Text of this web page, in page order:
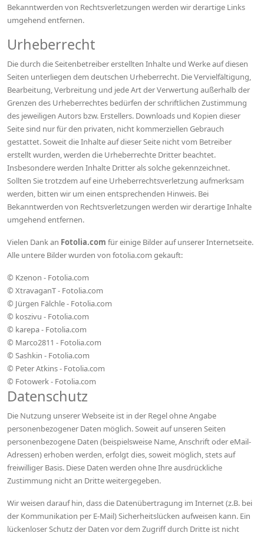
Bekanntwerden von Rechtsverletzungen werden wir derartige Links
umgehend entfernen.
Urheberrecht
Die durch die Seitenbetreiber erstellten Inhalte und Werke auf diesen
Seiten unterliegen dem deutschen Urheberrecht. Die Vervielfältigung,
Bearbeitung, Verbreitung und jede Art der Verwertung außerhalb der
Grenzen des Urheberrechtes bedürfen der schriftlichen Zustimmung
des jeweiligen Autors bzw. Erstellers. Downloads und Kopien dieser
Seite sind nur für den privaten, nicht kommerziellen Gebrauch
gestattet. Soweit die Inhalte auf dieser Seite nicht vom Betreiber
erstellt wurden, werden die Urheberrechte Dritter beachtet.
Insbesondere werden Inhalte Dritter als solche gekennzeichnet.
Sollten Sie trotzdem auf eine Urheberrechtsverletzung aufmerksam
werden, bitten wir um einen entsprechenden Hinweis. Bei
Bekanntwerden von Rechtsverletzungen werden wir derartige Inhalte
umgehend entfernen.
Vielen Dank an Fotolia.com für einige Bilder auf unserer Internetseite.
Alle untere Bilder wurden von fotolia.com gekauft:
© Kzenon - Fotolia.com
© XtravaganT - Fotolia.com
© Jürgen Fälchle - Fotolia.com
© koszivu - Fotolia.com
© karepa - Fotolia.com
© Marco2811 - Fotolia.com
© Sashkin - Fotolia.com
© Peter Atkins - Fotolia.com
© Fotowerk - Fotolia.com
Datenschutz
Die Nutzung unserer Webseite ist in der Regel ohne Angabe
personenbezogener Daten möglich. Soweit auf unseren Seiten
personenbezogene Daten (beispielsweise Name, Anschrift oder eMail-
Adressen) erhoben werden, erfolgt dies, soweit möglich, stets auf
freiwilliger Basis. Diese Daten werden ohne Ihre ausdrückliche
Zustimmung nicht an Dritte weitergegeben.
Wir weisen darauf hin, dass die Datenübertragung im Internet (z.B. bei
der Kommunikation per E-Mail) Sicherheitslücken aufweisen kann. Ein
lückenloser Schutz der Daten vor dem Zugriff durch Dritte ist nicht